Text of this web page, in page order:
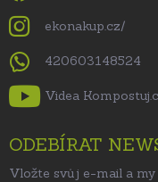
ekonakup.cz/
420603148524
Videa
ODEBÍRAT
Vložte svůj e-mail a